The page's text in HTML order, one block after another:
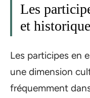
Les
et historique
Les participes en
une dimension
fréquemment